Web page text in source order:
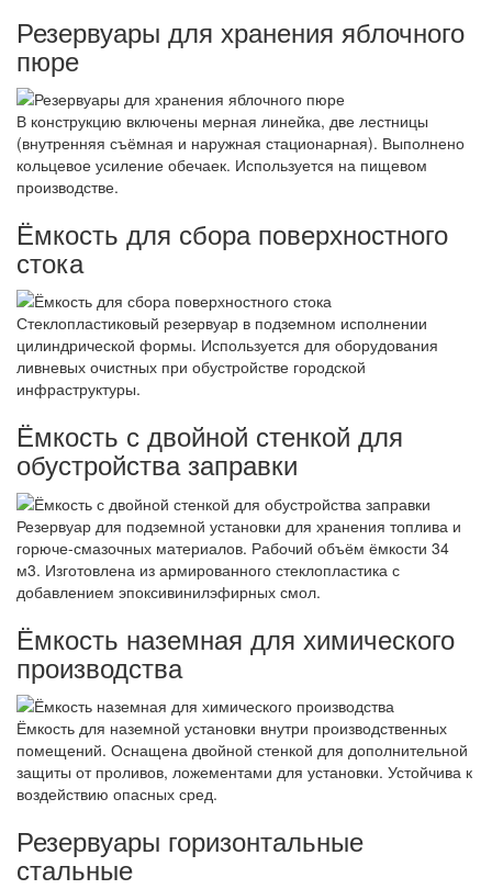
Резервуары для хранения яблочного
пюре
В конструкцию включены мерная линейка, две лестницы
(внутренняя съёмная и наружная стационарная). Выполнено
кольцевое усиление обечаек. Используется на пищевом
производстве.
Ёмкость для сбора поверхностного
стока
Стеклопластиковый резервуар в подземном исполнении
цилиндрической формы. Используется для оборудования
ливневых очистных при обустройстве городской
инфраструктуры.
Ёмкость с двойной стенкой для
обустройства заправки
Резервуар для подземной установки для хранения топлива и
горюче-смазочных материалов. Рабочий объём ёмкости 34
м3. Изготовлена из армированного стеклопластика с
добавлением эпоксивинилэфирных смол.
Ёмкость наземная для химического
производства
Ёмкость для наземной установки внутри производственных
помещений. Оснащена двойной стенкой для дополнительной
защиты от проливов, ложементами для установки. Устойчива к
воздействию опасных сред.
Резервуары горизонтальные
стальные